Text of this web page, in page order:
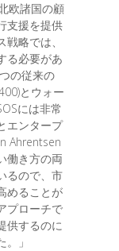
欧諸国の顧
支援を提供
略では、
る必要があ
の従来の
とウォー
には非常
エンタープ
Ahrentsen
働き方の両
るので、市
めることが
プローチで
供するのに
」